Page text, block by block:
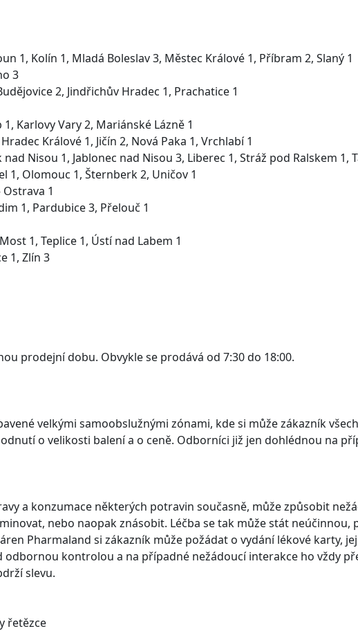
1, Kolín 1, Mladá Boleslav 3, Městec Králové 1, Příbram 2, Slaný 1
3
2, Jindřichův Hradec 1, Prachatice 1
Karlovy Vary 2, Mariánské Lázně 1
Králové 1, Jičín 2, Nová Paka 1, Vrchlabí 1
Nisou 1, Jablonec nad Nisou 3, Liberec 1, Stráž pod Ralskem 1,
1, Olomouc 1, Šternberk 2, Uničov 1
1
1, Pardubice 3, Přelouč 1
1, Teplice 1, Ústí nad Labem 1
1, Zlín 3
prodejní dobu. Obvykle se prodává od 7:30 do 18:00.
velkými samoobslužnými zónami, kde si může zákazník
o velikosti balení a o ceně. Odborníci již jen dohlédnou na
a konzumace některých potravin současně, může způsobit
nebo naopak znásobit. Léčba se tak může stát
Pharmaland si zákazník může požádat o vydání lékové karty,
odbornou kontrolou a na případné nežádoucí interakce ho vždy
slevu.
řetězce